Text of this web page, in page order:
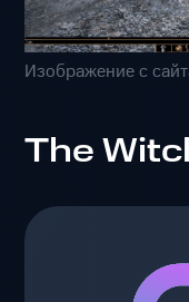
Изображение с
The